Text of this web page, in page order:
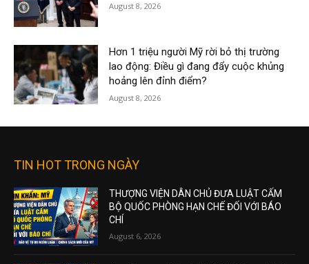
August 8, 2026
Hơn 1 triệu người Mỹ rời bỏ thị trường
lao động: Điều gì đang đẩy cuộc khủng
hoảng lên đỉnh điểm?
August 8, 2026
TIN HOT TRONG NGÀY
THƯỢNG VIỆN DÂN CHỦ ĐƯA LUẬT CẤM
BỘ QUỐC PHÒNG HẠN CHẾ ĐỐI VỚI BÁO
CHÍ
August 6, 2026